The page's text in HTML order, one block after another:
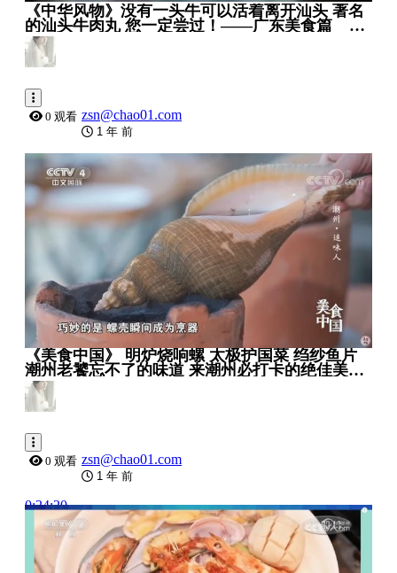
《中华风物》没有一头牛可以活着离开汕头 著名
的汕头牛肉丸 您一定尝过！——广东美食篇 _ 美
食中国 Tasty China
0 观看 zsn@chao01.com
1 年 前
0:26:22
《美食中国》 明炉烧响螺 太极护国菜 绉纱鱼片
潮州老饕忘不了的味道 来潮州必打卡的绝佳美味
20210823 _ 美食中国 Tasty China
0 观看 zsn@chao01.com
1 年 前
0:24:20